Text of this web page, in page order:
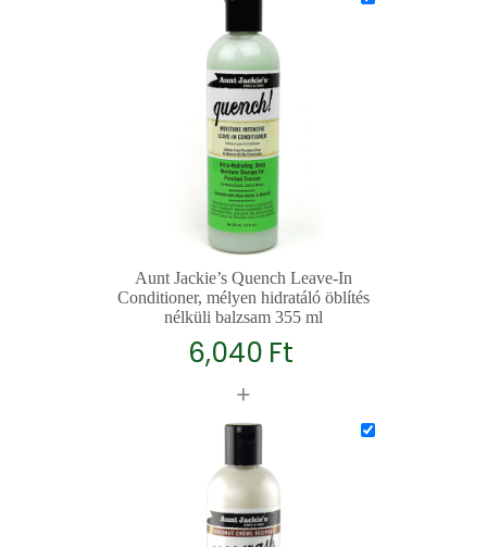
Aunt Jackie’s Quench Leave-In
Conditioner, mélyen hidratáló öblítés
nélküli balzsam 355 ml
6,040 Ft
+